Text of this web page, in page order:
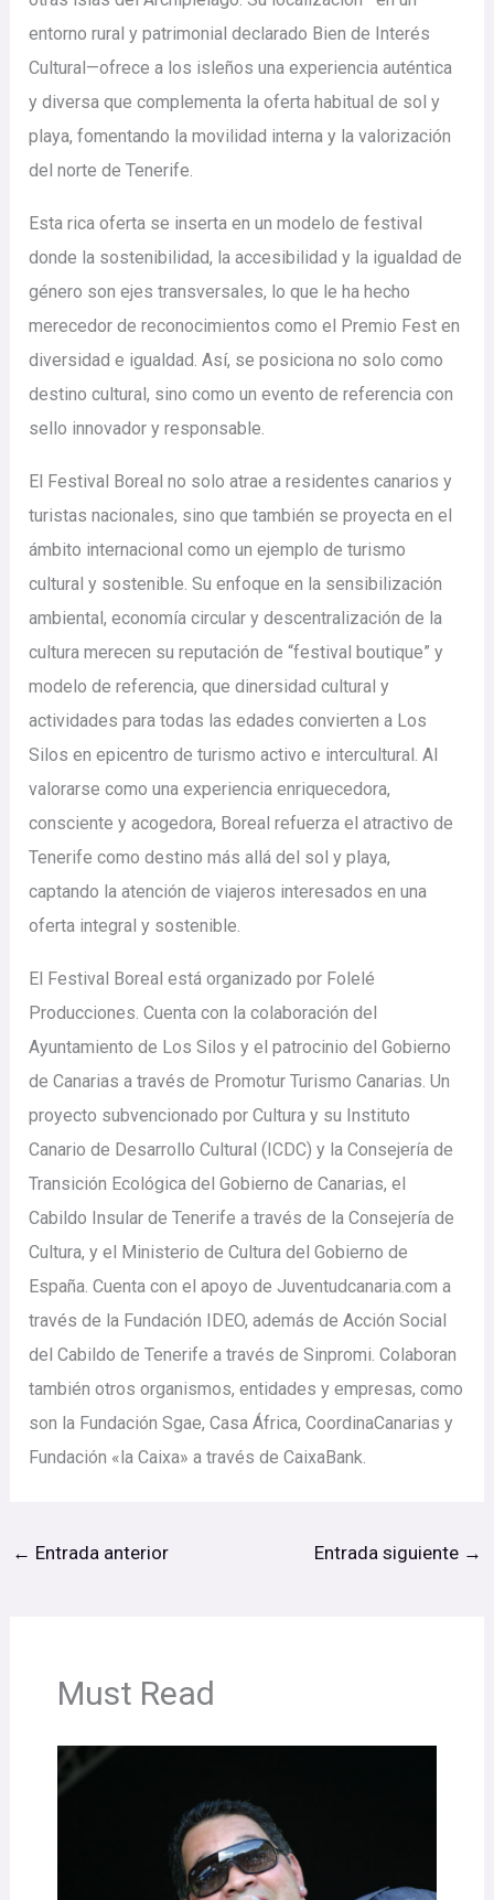
entorno rural y patrimonial declarado Bien de Interés
Cultural—ofrece a los isleños una experiencia auténtica
y diversa que complementa la oferta habitual de sol y
playa, fomentando la movilidad interna y la valorización
del norte de Tenerife.
Esta rica oferta se inserta en un modelo de festival
donde la sostenibilidad, la accesibilidad y la igualdad de
género son ejes transversales, lo que le ha hecho
merecedor de reconocimientos como el Premio Fest en
diversidad e igualdad. Así, se posiciona no solo como
destino cultural, sino como un evento de referencia con
sello innovador y responsable.
El Festival Boreal no solo atrae a residentes canarios y
turistas nacionales, sino que también se proyecta en el
ámbito internacional como un ejemplo de turismo
cultural y sostenible. Su enfoque en la sensibilización
ambiental, economía circular y descentralización de la
cultura merecen su reputación de “festival boutique” y
modelo de referencia, que dinersidad cultural y
actividades para todas las edades convierten a Los
Silos en epicentro de turismo activo e intercultural. Al
valorarse como una experiencia enriquecedora,
consciente y acogedora, Boreal refuerza el atractivo de
Tenerife como destino más allá del sol y playa,
captando la atención de viajeros interesados en una
oferta integral y sostenible.
El Festival Boreal está organizado por Folelé
Producciones. Cuenta con la colaboración del
Ayuntamiento de Los Silos y el patrocinio del Gobierno
de Canarias a través de Promotur Turismo Canarias. Un
proyecto subvencionado por Cultura y su Instituto
Canario de Desarrollo Cultural (ICDC) y la Consejería de
Transición Ecológica del Gobierno de Canarias, el
Cabildo Insular de Tenerife a través de la Consejería de
Cultura, y el Ministerio de Cultura del Gobierno de
España. Cuenta con el apoyo de Juventudcanaria.com a
través de la Fundación IDEO, además de Acción Social
del Cabildo de Tenerife a través de Sinpromi. Colaboran
también otros organismos, entidades y empresas, como
son la Fundación Sgae, Casa África, CoordinaCanarias y
Fundación «la Caixa» a través de CaixaBank.
← Entrada anterior Entrada siguiente →
Must Read